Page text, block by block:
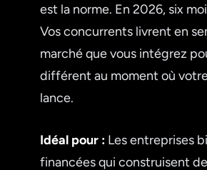
est la norme. En 2026, six
Vos concurrents livrent en
marché que vous intégrez
différent au moment où
lance.
Idéal pour : Les entreprises
financées qui construisent